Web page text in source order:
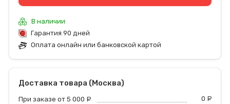
В наличии
Гарантия 90 дней
Оплата онлайн или банковской картой
Доставка товара (Москва)
При заказе от 5 000 0